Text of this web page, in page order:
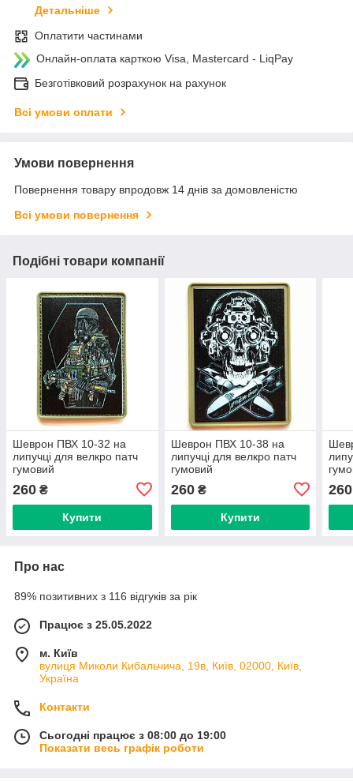
Детальніше
Оплатити частинами
Онлайн-оплата карткою Visa, Mastercard - LiqPay
Безготівковий розрахунок на рахунок
Всі умови оплати
Умови повернення
Повернення товару впродовж 14 днів за домовленістю
Всі умови повернення
Подібні товари компанії
Шеврон ПВХ 10-32 на
липучці для велкро патч
гумовий
260 ₴
Купити
Шеврон ПВХ 10-38 на
липучці для велкро патч
гумовий
260₴
Купити
260
Про нас
89% позитивних з 116 відгуків за рік
Працює з 25.05.2022
м. Київ
вулиця Миколи Кибальчича, 19в, Київ, 02000, Київ,
Україна
Контакти
Сьогодні працює з 08:00 до 19:00
Показати весь графік роботи